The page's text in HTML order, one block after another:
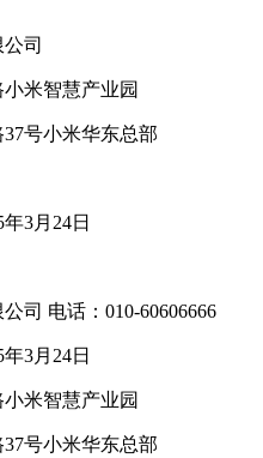
司
米智慧产业园
号小米华东总部
3月24日
司 电话：010-60606666
3月24日
米智慧产业园
号小米华东总部